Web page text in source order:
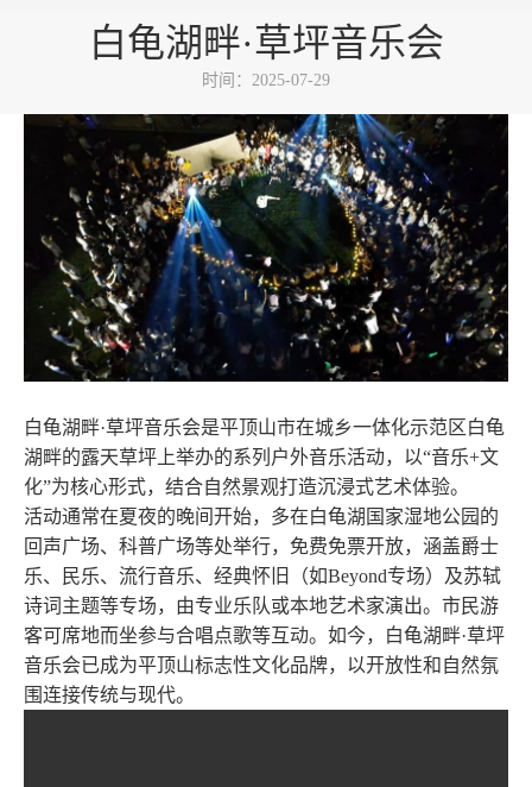
白龟湖畔·草坪音乐会
时间：2025-07-29
白龟湖畔·草坪音乐会是平顶山市在城乡一体化示范区白龟
湖畔的露天草坪上举办的系列户外音乐活动，以“音乐+文
化”为核心形式，结合自然景观打造沉浸式艺术体验‌。
活动通常在夏夜的晚间开始，多在白龟湖国家湿地公园的
回声广场、科普广场等处举行，免费免票开放，涵盖爵士
乐、民乐、流行音乐、经典怀旧（如Beyond专场）及苏轼
诗词主题等专场，由专业乐队或本地艺术家演出。市民游
客可席地而坐参与合唱点歌等互动‌。如今，白龟湖畔·草坪
音乐会已成为平顶山标志性文化品牌，以开放性和自然氛
围连接传统与现代‌。